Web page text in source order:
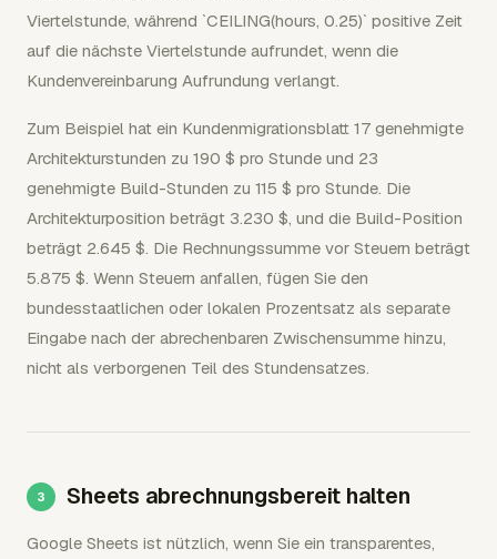
Viertelstunde, während `CEILING(hours, 0.25)` positive Zeit
auf die nächste Viertelstunde aufrundet, wenn die
Kundenvereinbarung Aufrundung verlangt.
Zum Beispiel hat ein Kundenmigrationsblatt 17 genehmigte
Architekturstunden zu 190 $ pro Stunde und 23
genehmigte Build-Stunden zu 115 $ pro Stunde. Die
Architekturposition beträgt 3.230 $, und die Build-Position
beträgt 2.645 $. Die Rechnungssumme vor Steuern beträgt
5.875 $. Wenn Steuern anfallen, fügen Sie den
bundesstaatlichen oder lokalen Prozentsatz als separate
Eingabe nach der abrechenbaren Zwischensumme hinzu,
nicht als verborgenen Teil des Stundensatzes.
Sheets abrechnungsbereit halten
Google Sheets ist nützlich, wenn Sie ein transparentes,